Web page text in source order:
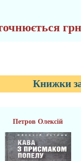
Книжки
Петров Олексій